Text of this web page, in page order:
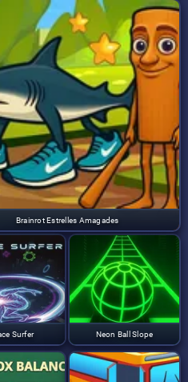
Brainrot Estrelles Amagades
Surfer Neon Ball Slope